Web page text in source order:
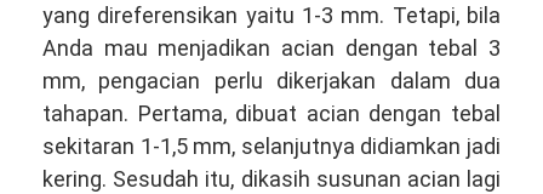
yang direferensikan yaitu 1-3 mm. Tetapi, bila
Anda mau menjadikan acian dengan tebal 3
mm, pengacian perlu dikerjakan dalam dua
tahapan. Pertama, dibuat acian dengan tebal
sekitaran 1-1,5 mm, selanjutnya didiamkan jadi
kering. Sesudah itu, dikasih susunan acian lagi